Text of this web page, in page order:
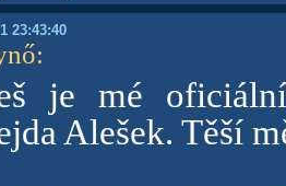
23:43:40
:
je mé
Alešek. Těší